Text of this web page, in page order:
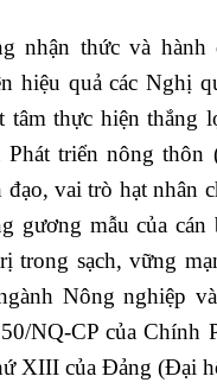
nhận thức và hành
hiệu quả các Nghị
thực hiện thắng
triển nông thôn
vai trò hạt nhân
gương mẫu của cán
trong sạch, vững
Nông nghiệp
NQ-CP của Chính
XIII của Đảng (Đại